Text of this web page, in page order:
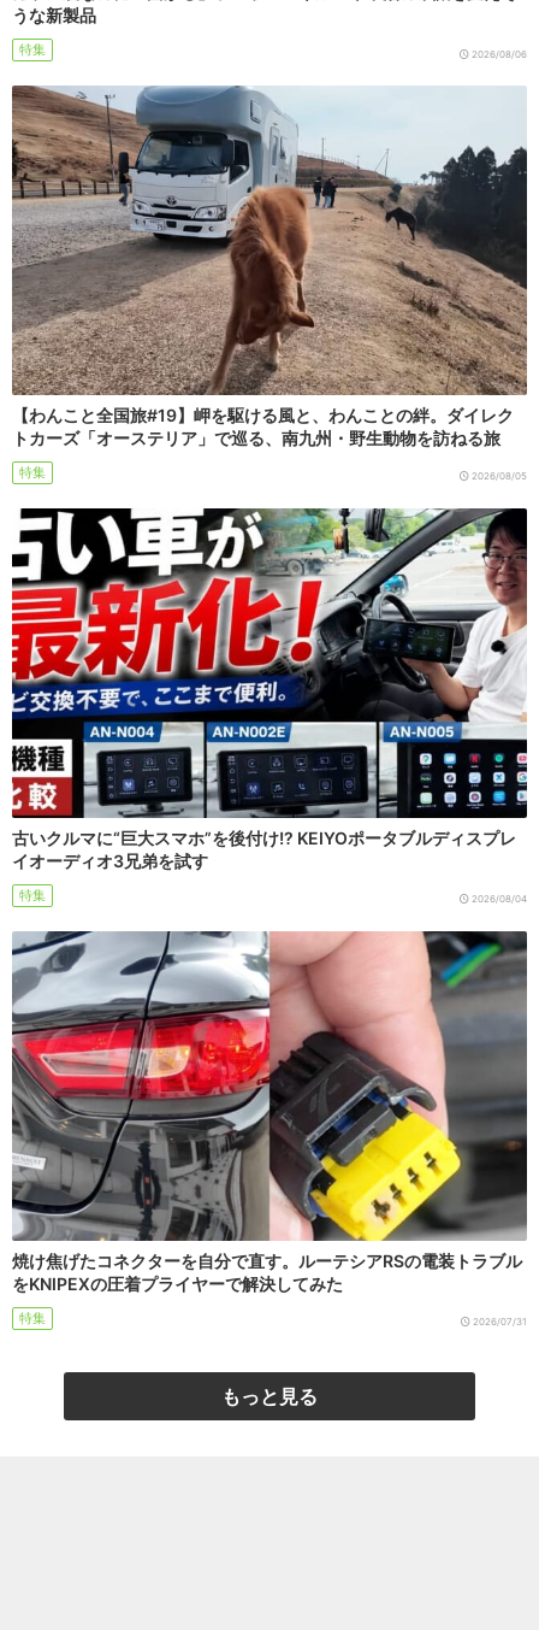
うな新製品
特集 2026/08/06
【わんこと全国旅#19】岬を駆ける風と、わんことの絆。ダイレク
トカーズ「オーステリア」で巡る、南九州・野生動物を訪ねる旅
特集 2026/08/05
古いクルマに“巨大スマホ”を後付け!? KEIYOポータブルディスプレ
イオーディオ3兄弟を試す
特集 2026/08/04
焼け焦げたコネクターを自分で直す。ルーテシアRSの電装トラブル
をKNIPEXの圧着プライヤーで解決してみた
特集 2026/07/31
もっと見る